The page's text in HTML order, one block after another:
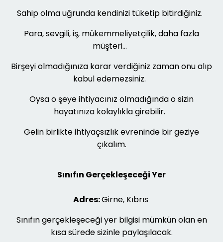
Sahip olma uğrunda kendinizi tüketip bitirdiğiniz.
Para, sevgili, iş, mükemmeliyetçilik, daha fazla
müşteri…
Birşeyi olmadığınıza karar verdiğiniz zaman onu alıp
kabul edemezsiniz.
Oysa o şeye ihtiyacınız olmadığında o sizin
hayatınıza kolaylıkla girebilir.
Gelin birlikte ihtiyaçsızlık evreninde bir geziye
çıkalım.
Sınıfın Gerçekleşeceği Yer
Adres:Girne, Kıbrıs
Sınıfın gerçekleşeceği yer bilgisi mümkün olan en
kısa sürede sizinle paylaşılacak.